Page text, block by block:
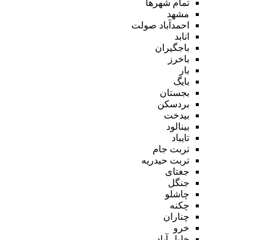
تمام شهر‌ها
مشهد
احمدآباد صولت
انابد
باجگیران
باخرز
بار
بایگ
بجستان
بردسکن
بیدخت
بینالود
تایباد
تربت جام
تربت حیدریه
جغتای
جنگل
چاشلو
چکنه
چناران
خرو